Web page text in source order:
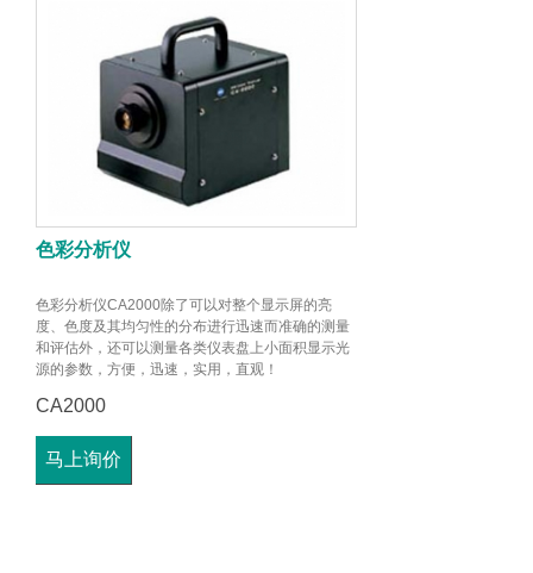
色彩分析仪
色彩分析仪CA2000除了可以对整个显示屏的亮
度、色度及其均匀性的分布进行迅速而准确的测量
和评估外，还可以测量各类仪表盘上小面积显示光
源的参数，方便，迅速，实用，直观！
CA2000
马上询价